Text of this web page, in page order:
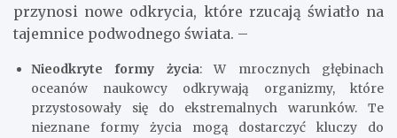
przynosi nowe odkrycia, które rzucają światło na
tajemnice podwodnego świata. –
Nieodkryte formy życia: W mrocznych głębinach
oceanów naukowcy odkrywają organizmy, które
przystosowały się do ekstremalnych warunków. Te
nieznane formy życia mogą dostarczyć kluczy do